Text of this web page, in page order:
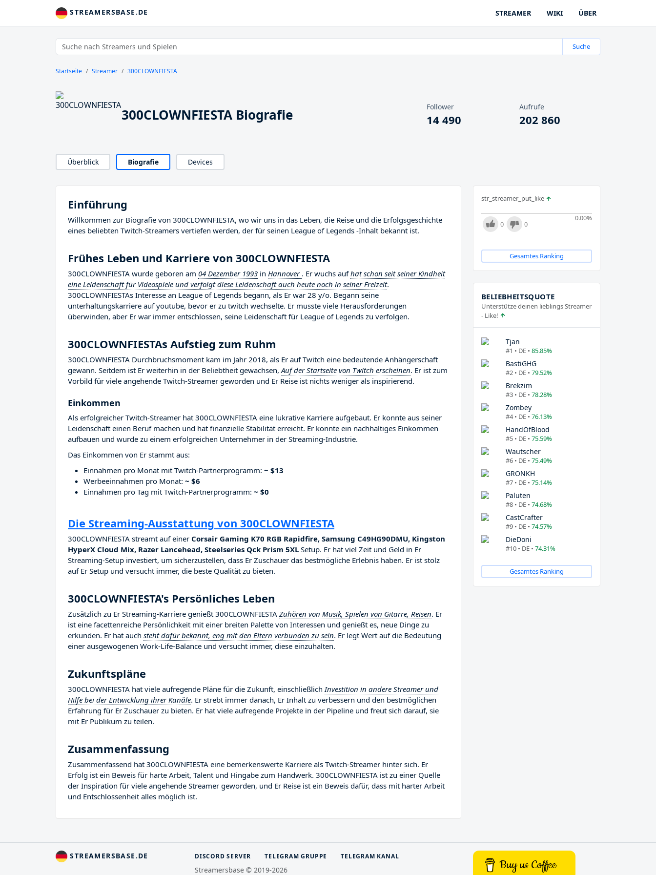
STREAMERSBASE.DE STREAMER WIKI ÜBER
Suche
Startseite Streamer 300CLOWNFIESTA
300CLOWNFIESTA Biografie Follower
14 490
Aufrufe
202 860
Überblick Biografie Devices
Einführung
Willkommen zur Biografie von 300CLOWNFIESTA, wo wir uns in das Leben, die Reise und die Erfolgsgeschichte
eines beliebten Twitch-Streamers vertiefen werden, der für seinen League of Legends -Inhalt bekannt ist.
Frühes Leben und Karriere von 300CLOWNFIESTA
300CLOWNFIESTA wurde geboren am 04 Dezember 1993 in Hannover . Er wuchs aufhat schon seit seiner Kindheit
eine Leidenschaft für Videospiele und verfolgt diese Leidenschaft auch heute noch in seiner Freizeit.
300CLOWNFIESTAs Interesse an League of Legends begann, als Er war 28 y/o. Begann seine
unterhaltungskarriere auf youtube, bevor er zu twitch wechselte. Er musste viele Herausforderungen
überwinden, aber Er war immer entschlossen, seine Leidenschaft für League of Legends zu verfolgen.
300CLOWNFIESTAs Aufstieg zum Ruhm
300CLOWNFIESTA Durchbruchsmoment kam im Jahr 2018, als Er auf Twitch eine bedeutende Anhängerschaft
gewann. Seitdem ist Er weiterhin in der Beliebtheit gewachsen,Auf der Startseite von Twitch erscheinen. Er ist zum
Vorbild für viele angehende Twitch-Streamer geworden und Er Reise ist nichts weniger als inspirierend.
Einkommen
Als erfolgreicher Twitch-Streamer hat 300CLOWNFIESTA eine lukrative Karriere aufgebaut. Er konnte aus seiner
Leidenschaft einen Beruf machen und hat finanzielle Stabilität erreicht. Er konnte ein nachhaltiges Einkommen
aufbauen und wurde zu einem erfolgreichen Unternehmer in der Streaming-Industrie.
Das Einkommen von Er stammt aus:
Einnahmen pro Monat mit Twitch-Partnerprogramm: ~ $13
Werbeeinnahmen pro Monat: ~ $6
Einnahmen pro Tag mit Twitch-Partnerprogramm: ~ $0
Die Streaming-Ausstattung von 300CLOWNFIESTA
300CLOWNFIESTA streamt auf einer Corsair Gaming K70 RGB Rapidfire, Samsung C49HG90DMU, Kingston
HyperX Cloud Mix, Razer Lancehead, Steelseries Qck Prism 5XL Setup. Er hat viel Zeit und Geld in Er
Streaming-Setup investiert, um sicherzustellen, dass Er Zuschauer das bestmögliche Erlebnis haben. Er ist stolz
auf Er Setup und versucht immer, die beste Qualität zu bieten.
300CLOWNFIESTA's Persönliches Leben
Zusätzlich zu Er Streaming-Karriere genießt 300CLOWNFIESTA Zuhören von Musik, Spielen von Gitarre, Reisen. Er
ist eine facettenreiche Persönlichkeit mit einer breiten Palette von Interessen und genießt es, neue Dinge zu
erkunden. Er hat auch steht dafür bekannt, eng mit den Eltern verbunden zu sein. Er legt Wert auf die Bedeutung
einer ausgewogenen Work-Life-Balance und versucht immer, diese einzuhalten.
Zukunftspläne
300CLOWNFIESTA hat viele aufregende Pläne für die Zukunft, einschließlichInvestition in andere Streamer und
Hilfe bei der Entwicklung ihrer Kanäle. Er strebt immer danach, Er Inhalt zu verbessern und den bestmöglichen
Erfahrung für Er Zuschauer zu bieten. Er hat viele aufregende Projekte in der Pipeline und freut sich darauf, sie
mit Er Publikum zu teilen.
Zusammenfassung
Zusammenfassend hat 300CLOWNFIESTA eine bemerkenswerte Karriere als Twitch-Streamer hinter sich. Er
Erfolg ist ein Beweis für harte Arbeit, Talent und Hingabe zum Handwerk. 300CLOWNFIESTA ist zu einer Quelle
der Inspiration für viele angehende Streamer geworden, und Er Reise ist ein Beweis dafür, dass mit harter Arbeit
und Entschlossenheit alles möglich ist.
str_streamer_put_like
0.00%
0 0
Gesamtes Ranking
BELIEBHEITSQUOTE
Unterstütze deinen lieblings Streamer
- Like!
Tjan
#1 • DE • 85.85%
BastiGHG
#2 • DE • 79.52%
Brekzim
#3 • DE • 78.28%
Zombey
#4 • DE • 76.13%
HandOfBlood
#5 • DE • 75.59%
Wautscher
#6 • DE • 75.49%
GRONKH
#7 • DE • 75.14%
Paluten
#8 • DE • 74.68%
CastCrafter
#9 • DE • 74.57%
DieDoni
#10 • DE • 74.31%
Gesamtes Ranking
STREAMERSBASE.DE DISCORD SERVER TELEGRAM GRUPPE TELEGRAM KANAL
Streamersbase © 2019-2026 Buy us Coffee